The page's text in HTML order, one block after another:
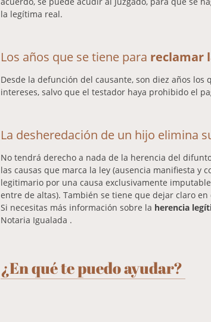
la legítima real.
Los años que se tiene para reclamar
Desde la defunción del causante, son diez años
intereses, salvo que el testador haya prohibido el
La desheredación de un hijo elimina
No tendrá derecho a nada de la herencia del
las causas que marca la ley (ausencia manifiesta
legitimario por una causa exclusivamente
entre de altas). También se tiene que dejar claro
Si necesitas más información sobre la herencia
Notaria Igualada .
¿En qué te puedo ayudar?